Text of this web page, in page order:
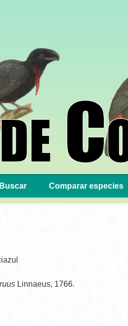
Buscar Comparar especies
Linnaeus, 1766.